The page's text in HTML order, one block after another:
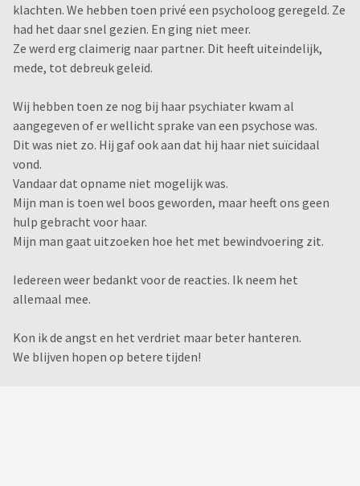
klachten. We hebben toen privé een psycholoog geregeld. Ze
had het daar snel gezien. En ging niet meer.
Ze werd erg claimerig naar partner. Dit heeft uiteindelijk,
mede, tot debreuk geleid.
Wij hebben toen ze nog bij haar psychiater kwam al
aangegeven of er wellicht sprake van een psychose was.
Dit was niet zo. Hij gaf ook aan dat hij haar niet suïcidaal
vond.
Vandaar dat opname niet mogelijk was.
Mijn man is toen wel boos geworden, maar heeft ons geen
hulp gebracht voor haar.
Mijn man gaat uitzoeken hoe het met bewindvoering zit.
Iedereen weer bedankt voor de reacties. Ik neem het
allemaal mee.
Kon ik de angst en het verdriet maar beter hanteren.
We blijven hopen op betere tijden!